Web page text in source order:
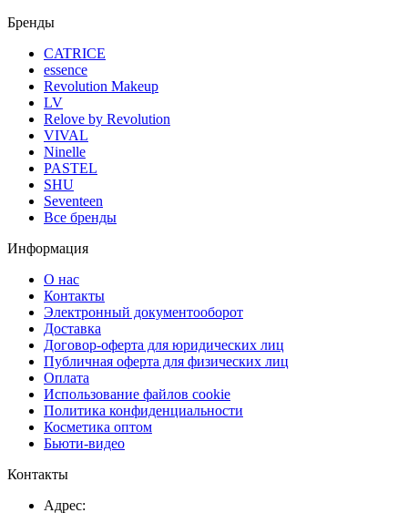
Бренды
CATRICE
essence
Revolution Makeup
LV
Relove by Revolution
VIVAL
Ninelle
PASTEL
SHU
Seventeen
Все бренды
Информация
О нас
Контакты
Электронный документооборот
Доставка
Договор-оферта для юридических лиц
Публичная оферта для физических лиц
Оплата
Использование файлов cookie
Политика конфиденциальности
Косметика оптом
Бьюти-видео
Контакты
Адрес: